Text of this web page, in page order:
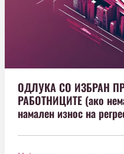
ОДЛУКА СО ИЗБРАН
РАБОТНИЦИТЕ (ако
намален износ на